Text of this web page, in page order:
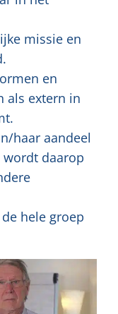
missie en
en
als extern in
haar aandeel
daarop
hele groep